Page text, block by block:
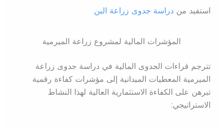
استفيد من دراسة جدوى زراعة البن
المؤشرات المالية لمشروع زراعة الميرمية
تترجم قراءات الجدوى المالية في دراسة جدوى زراعة
الميرمية المعطيات الميدانية إلى مؤشرات كفاءة رقمية
تبرهن على الكفاءة الاستثمارية العالية لهذا النشاط
الاستراتيجي: